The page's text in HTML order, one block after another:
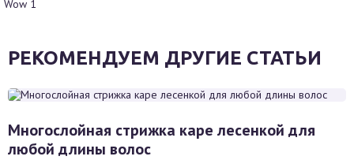
Wow 1
РЕКОМЕНДУЕМ ДРУГИЕ СТАТЬИ
Многослойная стрижка каре лесенкой для
любой длины волос